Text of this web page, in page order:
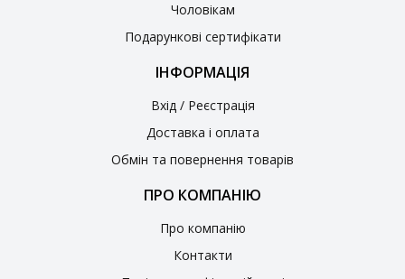
Чоловікам
Подарункові сертифікати
ІНФОРМАЦІЯ
Вхід / Реєстрація
Доставка і оплата
Обмін та повернення товарів
ПРО КОМПАНІЮ
Про компанію
Контакти